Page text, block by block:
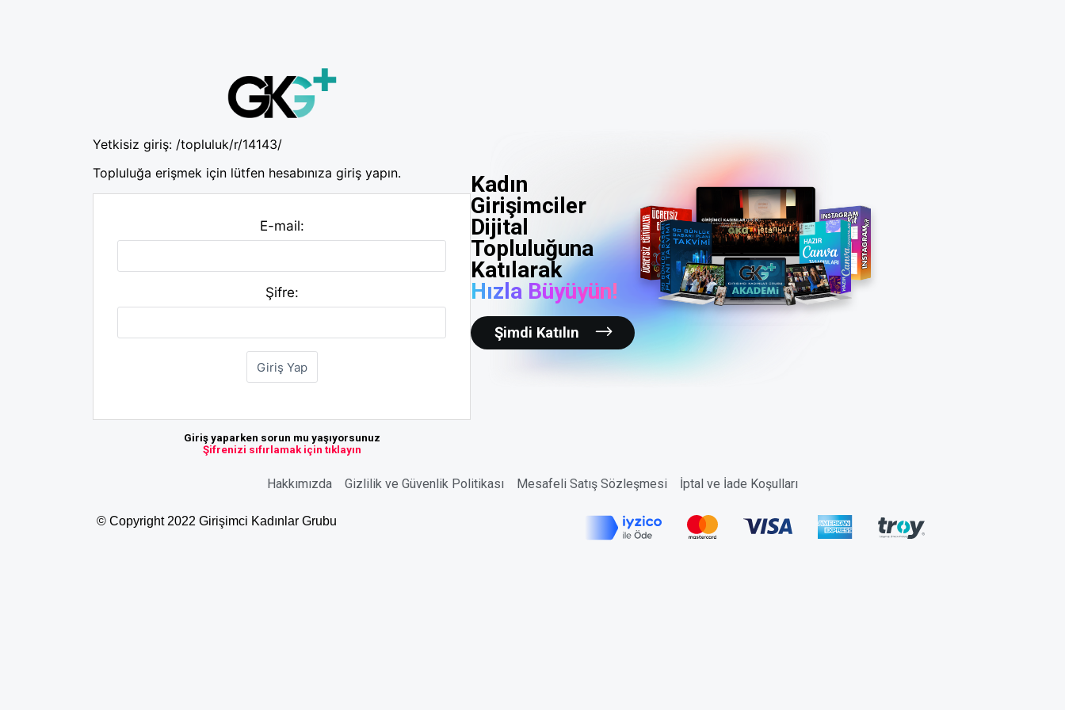
Yetkisiz giriş: /topluluk/r/14143/
Topluluğa erişmek için lütfen hesabınıza giriş yapın.
E-mail:
Şifre:
Giriş yaparken sorun mu yaşıyorsunuz
Şifrenizi sıfırlamak için tıklayın
Kadın
Girişimciler
Dijital
Topluluğuna
Katılarak
Hızla Büyüyün!
Şimdi Katılın
Hakkımızda Gizlilik ve Güvenlik Politikası Mesafeli Satış Sözleşmesi İptal ve İade Koşulları
© Copyright 2022 Girişimci Kadınlar Grubu